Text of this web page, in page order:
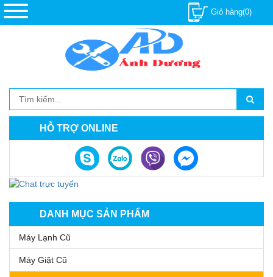
Giỏ hàng(0)
HỖ TRỢ ONLINE
DANH MỤC SẢN PHẨM
Máy Lạnh Cũ
Máy Giặt Cũ